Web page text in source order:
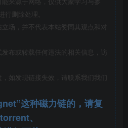
行删除处理。
场，并不代表本站赞同其观点和对
布或转载任何违法的相关信息，访
如发现链接失效，请联系我们我们
这种磁力链的，请复
、